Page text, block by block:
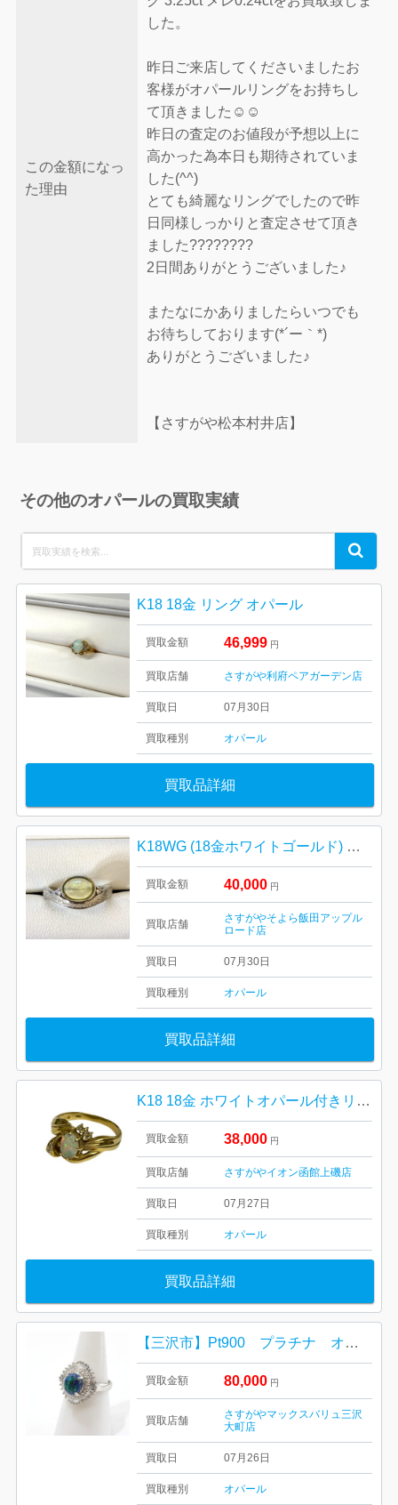
この金額になっ
た理由
した。
昨日ご来店してくださいましたお
客様がオパールリングをお持ちし
て頂きました☺️☺️
昨日の査定のお値段が予想以上に
高かった為本日も期待されていま
した(^^)
とても綺麗なリングでしたので昨
日同様しっかりと査定させて頂き
ました????????
2日間ありがとうございました♪
またなにかありましたらいつでも
お待ちしております(*´ー｀*)
ありがとうございました♪
【さすがや松本村井店】
その他のオパールの買取実績
for:
Search
K18 18金 リング オパール
買取金額 46,999 円
買取店舗 さすがや利府ペアガーデン店
買取日 07月30日
買取種別 オパール
買取品詳細
K18WG (18金ホワイトゴールド) オパール・ダイヤモンドリング
買取金額 40,000 円
買取店舗
さすがやそよら飯田アップル
ロード店
買取日 07月30日
買取種別 オパール
買取品詳細
K18 18金 ホワイトオパール付きリング【イオン函館上磯店】
買取金額 38,000 円
買取店舗 さすがやイオン函館上磯店
買取日 07月27日
買取種別 オパール
買取品詳細
【三沢市】Pt900 プラチナ オパールリング をお買取り致しました！
買取金額 80,000 円
買取店舗
さすがやマックスバリュ三沢
大町店
買取日 07月26日
買取種別 オパール